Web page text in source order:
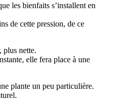
les bienfaits s’installent en
de cette pression, de ce
plus nette.
elle fera place à une
plante un peu particulière.